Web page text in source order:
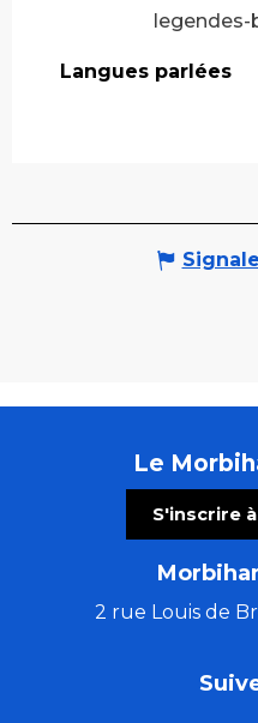
legendes-
Langues parlées
Langues parlées
Le
S'inscrire
2 rue Louis de